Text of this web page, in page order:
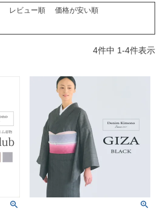
レビュー順
価格が安い順
4件中 1-4件表示